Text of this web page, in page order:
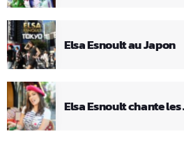
Elsa Esnoult au Japon
Elsa Esnoult chante